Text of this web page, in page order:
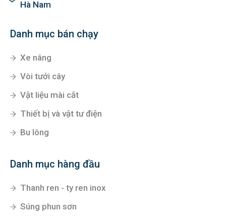
Hà Nam
Danh mục bán chạy
Xe nâng
Vòi tưới cây
Vật liệu mài cắt
Thiết bị và vật tư điện
Bu lông
Danh mục hàng đầu
Thanh ren - ty ren inox
Súng phun sơn